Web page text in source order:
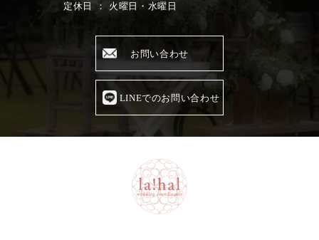
定休日 ： 火曜日・水曜日
お問い合わせ
LINEでのお問い合わせ